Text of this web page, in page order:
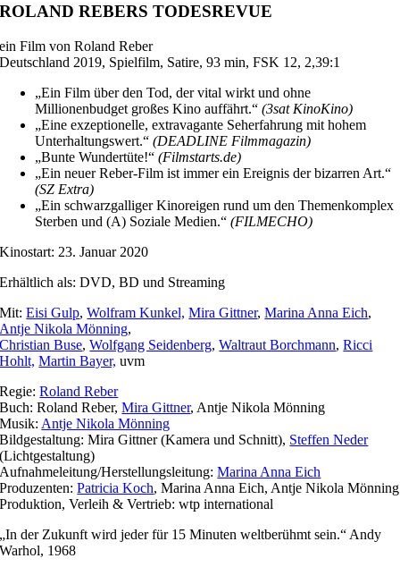
ROLAND REBERSTODESREVUE
ein Film von Roland Reber
Deutschland 2019, Spielfilm, Satire, 93 min, FSK 12, 2,39:1
„Ein Film über den Tod, der vital wirkt und ohne
Millionenbudget großes Kino auffährt.“(3sat KinoKino)
„Eine exzeptionelle, extravagante Seherfahrung mit hohem
Unterhaltungswert.“(DEADLINE Filmmagazin)
„Bunte Wundertüte!“(Filmstarts.de)
„Ein neuer Reber-Film ist immer ein Ereignis der bizarren Art.“
(SZ Extra)
„Ein schwarzgalliger Kinoreigen rund um den Themenkomplex
Sterben und (A) Soziale Medien.“(FILMECHO)
Kinostart: 23. Januar 2020
Erhältlich als: DVD, BD und Streaming
Mit:Eisi Gulp,Wolfram Kunkel, Mira Gittner,Marina Anna Eich,
Antje Nikola Mönning,
Christian Buse,Wolfgang Seidenberg,Waltraut Borchmann,Ricci
Hohlt, Martin Bayer, uvm
Regie:Roland Reber
Buch: Roland Reber,Mira Gittner, Antje Nikola Mönning
Musik: Antje Nikola Mönning
Bildgestaltung: Mira Gittner (Kamera und Schnitt), Steffen Neder
(Lichtgestaltung)
Aufnahmeleitung/Herstellungsleitung:Marina Anna Eich
Produzenten:Patricia Koch, Marina Anna Eich, Antje Nikola Mönning
Produktion, Verleih & Vertrieb: wtp international
„In der Zukunft wird jeder für 15 Minuten weltberühmt sein.“ Andy
Warhol, 1968